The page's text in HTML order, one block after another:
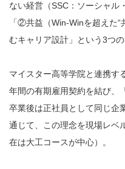
ない経営（SSC：ソーシャル
「②共益（Win-Winを超えた
むキャリア設計」という3つの
マイスター高等学院と連携す
年間の有期雇用契約を結び、
卒業後は正社員として同じ企
通じて、この理念を現場レベ
在は大工コースが中心）。